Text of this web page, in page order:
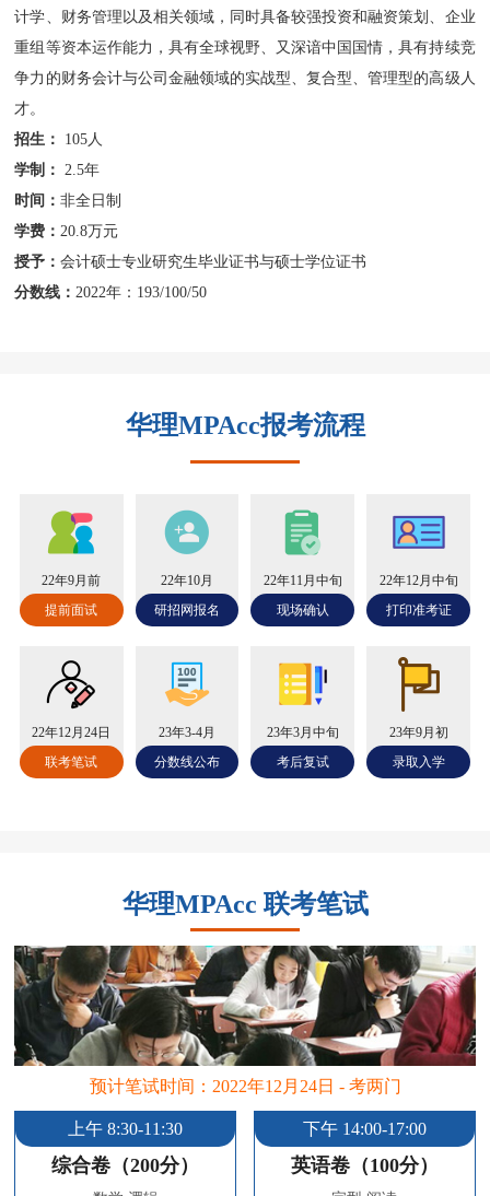
计学、财务管理以及相关领域，同时具备较强投资和融资策划、企业
重组等资本运作能力，具有全球视野、又深谙中国国情，具有持续竞
争力的财务会计与公司金融领域的实战型、复合型、管理型的高级人
才。
招生：
105人
学制： 2.5年
时间：非全日制
学费：20.8万元
授予：会计硕士专业研究生毕业证书与硕士学位证书
分数线：2022年：193/100/50
华理MPAcc报考流程
22年9月前
提前面试
22年10月
研招网报名
22年11月中旬
现场确认
22年12月中旬
打印准考证
22年12月24日
联考笔试
23年3-4月
分数线公布
23年3月中旬
考后复试
23年9月初
录取入学
华理MPAcc 联考笔试
预计笔试时间：2022年12月24日 - 考两门
上午 8:30-11:30
综合卷（200分）
下午 14:00-17:00
英语卷（100分）